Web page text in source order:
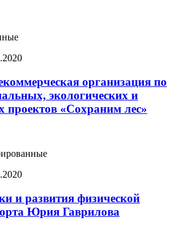
организация по
экологических и
проектов «Сохраним лес»
и развития физической
Юрия Гаврилова